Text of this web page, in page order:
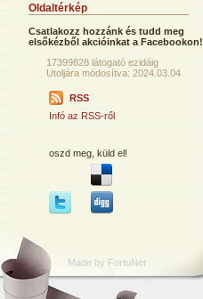
Oldaltérkép
Csatlakozz hozzánk és tudd meg
elsőkézből akcióinkat a Facebookon!
17399828 látogató ezidáig
Utoljára módosítva: 2024.03.04
RSS
Infó az RSS-ről
oszd meg, küld el!
Made by FortuNet